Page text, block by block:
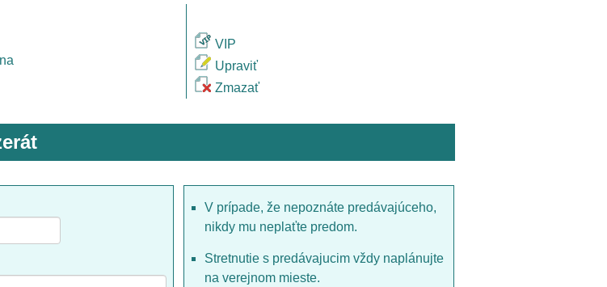
VIP
Upraviť
Zmazať
V prípade, že nepoznáte predávajúceho,
nikdy mu neplaťte predom.
Stretnutie s predávajucim vždy naplánujte
na verejnom mieste.